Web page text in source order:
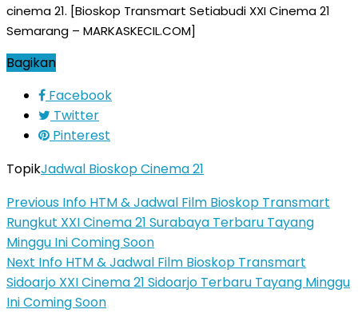
cinema 21. [Bioskop Transmart Setiabudi XXI Cinema 21
Semarang – MARKASKECIL.COM]
Bagikan
Facebook
Twitter
Pinterest
TopikJadwal Bioskop Cinema 21
Previous Info HTM & Jadwal Film Bioskop Transmart
Rungkut XXI Cinema 21 Surabaya Terbaru Tayang
Minggu Ini Coming Soon
Next Info HTM & Jadwal Film Bioskop Transmart
Sidoarjo XXI Cinema 21 Sidoarjo Terbaru Tayang Minggu
Ini Coming Soon